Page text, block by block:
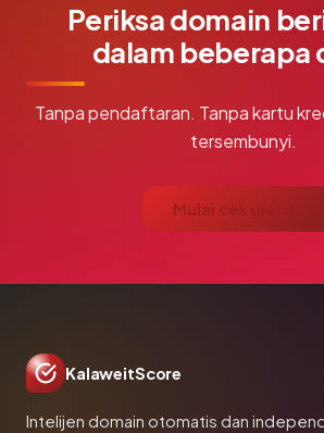
Periksa domain
dalam beberapa
Tanpa pendaftaran. Tanpa kartu
tersembunyi.
Mulai cek gratis →
KalaweitScore
Intelijen domain otomatis dan